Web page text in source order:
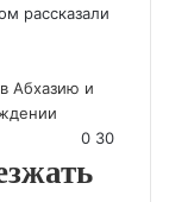
рассказали
0 30